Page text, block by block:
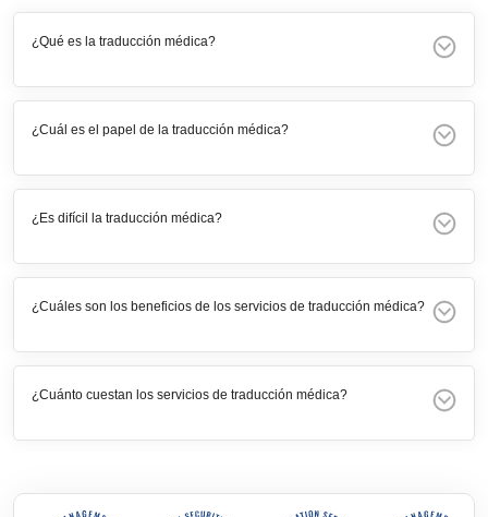
¿Qué es la traducción médica?
¿Cuál es el papel de la traducción médica?
¿Es difícil la traducción médica?
¿Cuáles son los beneficios de los servicios de traducción médica?
¿Cuánto cuestan los servicios de traducción médica?